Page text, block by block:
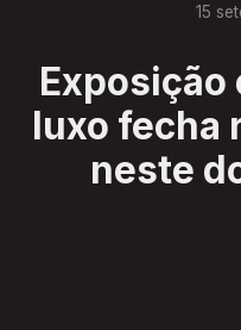
15
Exposição
luxo fecha
neste